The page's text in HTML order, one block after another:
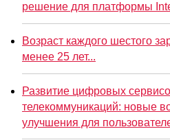
решение для платформы
Возраст каждого шестого
менее 25 лет...
Развитие цифровых
телекоммуникаций: новые
улучшения для